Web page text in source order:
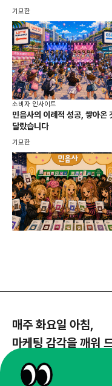
기묘한
소비자 인사이트
민음사의 이례적 성공, 쌓아온
달랐습니다
기묘한
매주 화요일 아침,
마케팅 감각을 깨워
뉴스레터 구독하기